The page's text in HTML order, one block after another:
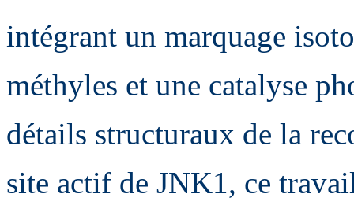
intégrant un marquage
méthyles et une catalyse
détails structuraux de la
site actif de JNK1, ce